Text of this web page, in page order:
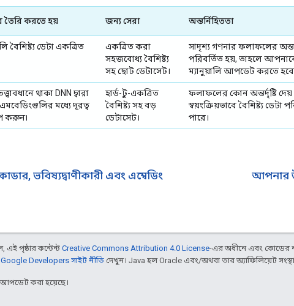
তৈরি করতে হয় জন্য সেরা অন্তর্নিহিততা
বৈশিষ্ট্য ডেটা একত্রিত
একত্রিত করা
সহজবোধ্য বৈশিষ্ট্য
সহ ছোট ডেটাসেট।
সাদৃশ্য গণনার ফলাফলের
পরিবর্তিত হয়, তাহলে
ম্যানুয়ালি আপডেট করতে
থাকা DNN দ্বারা
মধ্যে দূরত্ব
করুন৷
হার্ড-টু-একত্রিত
বৈশিষ্ট্য সহ বড়
ডেটাসেট।
ফলাফলের কোন অন্তর্দৃষ্টি
স্বয়ংক্রিয়ভাবে বৈশিষ্ট্য ডেটা
পারে।
ভবিষ্যদ্বাণীকারী এবং এম্বেডিং আপনার
এই পৃষ্ঠার কন্টেন্ট Creative Commons Attribution 4.0 License-এর অধীনে এবং কোডের
Google Developers সাইট নীতি দেখুন। Java হল Oracle এবং/অথবা তার অ্যাফিলিয়েট সংস্থার
আপডেট করা হয়েছে।